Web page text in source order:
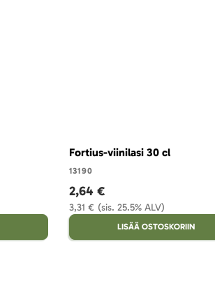
Fortius-viinilasi 30 cl
13190
(sis. 25.5% ALV)
3,31 €
2,64 €
LISÄÄ OSTOSKORIIN